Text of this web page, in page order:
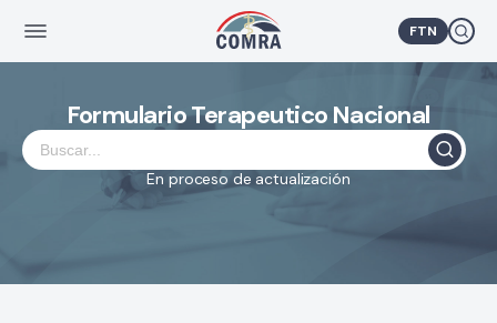
FTN
Formulario Terapeutico Nacional
En proceso de actualización